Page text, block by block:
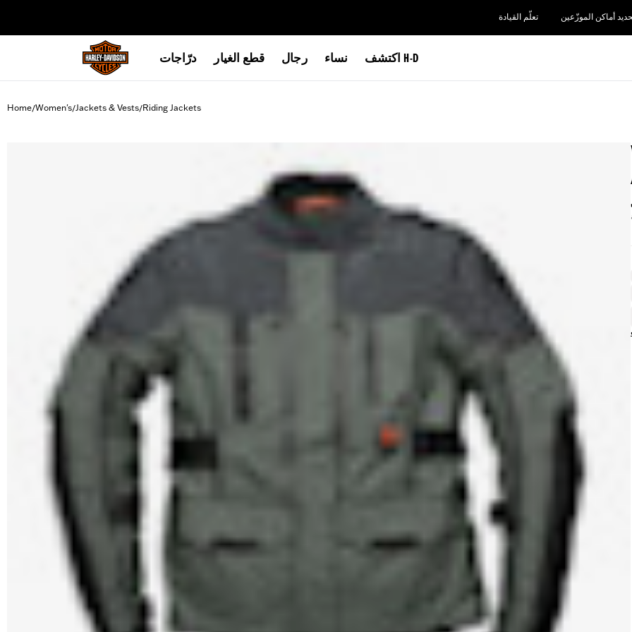
تعلّم القيادة أماكن الموزّعين
درّاجات قطع الغيار رجال نساء اكتشف H-D
Home/Women's/Jackets & Vests/Riding Jackets